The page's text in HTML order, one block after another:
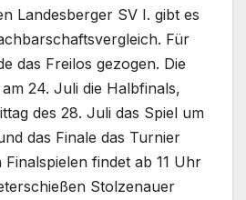
Landesberger SV I. gibt es
Für
das Freilos gezogen. Die
24. Juli die Halbfinals,
des 28. Juli das Spiel um
das Finale das Turnier
Finalspielen findet ab 11 Uhr
Stolzenauer